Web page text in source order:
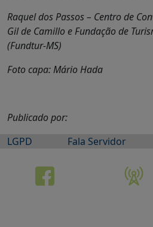
Raquel dos Passos – Centro de
Gil de Camillo e Fundação de
(Fundtur-MS)
Foto capa: Mário Hada
Publicado por:
LGPD
Fala Servidor